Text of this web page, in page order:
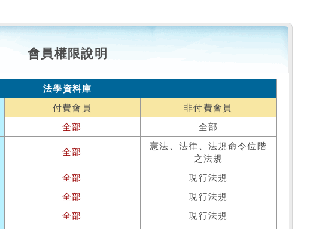
會員權限說明
法學資料庫
付費會員
非付費會員
全部 全部
全部
憲法、法律、法規命令位階
之法規
全部
現行法規
全部
現行法規
全部
現行法規